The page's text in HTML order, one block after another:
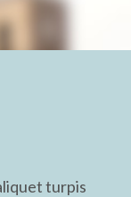
turpis